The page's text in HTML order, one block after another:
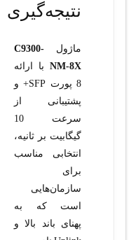
نتیجه‌گیری
ماژول C9300-
NM-8Xبا ارائه
8 پورت SFP+ و
پشتیبانی از
سرعت 10
گیگابیت بر ثانیه،
انتخابی مناسب
برای
سازمان‌هایی
است که به
پهنای باند بالا و